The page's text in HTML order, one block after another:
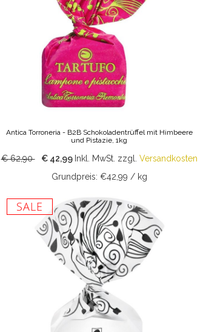
Antica Torroneria - B2B Schokoladentrüffel mit Himbeere
und Pistazie, 1kg
€ 62,90 € 42,99 Inkl. MwSt. zzgl. Versandkosten
Grundpreis: €42,99 / kg
SALE